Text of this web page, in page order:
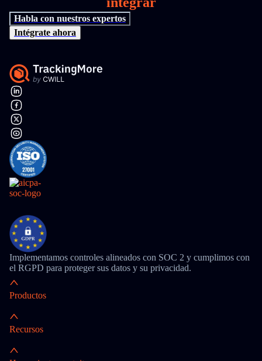
Habla con nuestros expertos
Intégrate ahora
Implementamos controles alineados con SOC 2 y cumplimos con
el RGPD para proteger sus datos y su privacidad.
Productos
Recursos